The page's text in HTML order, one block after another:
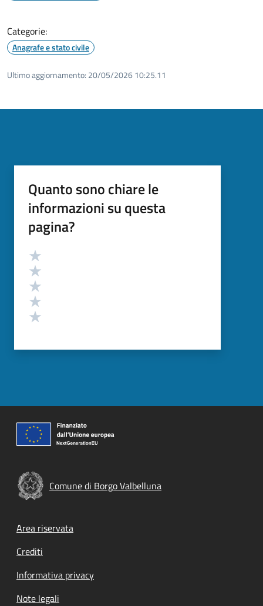
Categorie:
Anagrafe e stato civile
Ultimo aggiornamento: 20/05/2026 10:25.11
Quanto sono chiare le
informazioni su questa
pagina?
Valutazione
Comune di Borgo Valbelluna
Footer menu
Area riservata
Crediti
Informativa privacy
Note legali